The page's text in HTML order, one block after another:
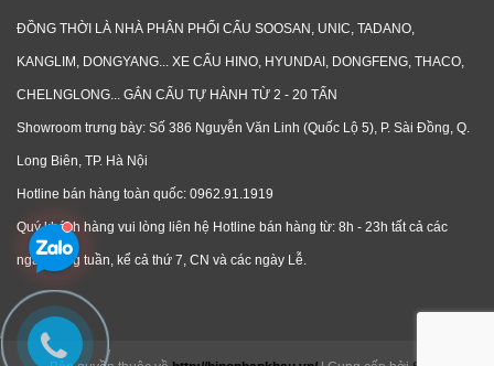
ĐỒNG THỜI LÀ NHÀ PHÂN PHỐI CẨU SOOSAN, UNIC, TADANO,
KANGLIM, DONGYANG... XE CẨU HINO, HYUNDAI, DONGFENG, THACO,
CHELNGLONG... GẮN CẨU TỰ HÀNH TỪ 2 - 20 TẤN
Showroom trưng bày: Số 386 Nguyễn Văn Linh (Quốc Lộ 5), P. Sài Đồng, Q.
Long Biên, TP. Hà Nội
Hotline bán hàng toàn quốc: 0962.91.1919
Quý khách hàng vui lòng liên hệ Hotline bán hàng từ: 8h - 23h tất cả các
ngày trong tuần, kể cả thứ 7, CN và các ngày Lễ.